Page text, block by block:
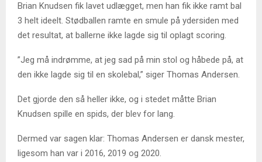
Brian Knudsen fik lavet udlægget, men han fik ikke ramt bal
3 helt ideelt. Stødballen ramte en smule på ydersiden med
det resultat, at ballerne ikke lagde sig til oplagt scoring.
”Jeg må indrømme, at jeg sad på min stol og håbede på, at
den ikke lagde sig til en skolebal,” siger Thomas Andersen.
Det gjorde den så heller ikke, og i stedet måtte Brian
Knudsen spille en spids, der blev for lang.
Dermed var sagen klar: Thomas Andersen er dansk mester,
ligesom han var i 2016, 2019 og 2020.